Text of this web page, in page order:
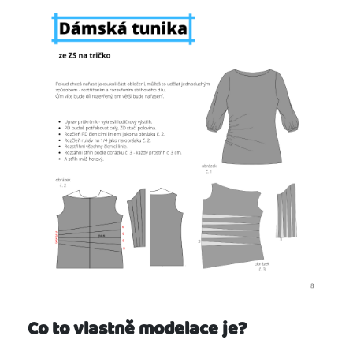
Co to vlastně modelace je?